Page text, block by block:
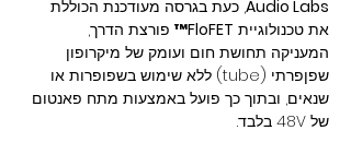
Audio Labs, כעת בגרסה מעודכנת הכוללת
את טכנולוגיית FloFET™
פורצת הדרך,
המעניקה תחושת חום ועומק של מיקרופון
שפןפרתי (tube) ללא שימוש בשפופרות או
שנאים, ובתוך כך פועל באמצעות מתח פאנטום
של 48V בלבד.